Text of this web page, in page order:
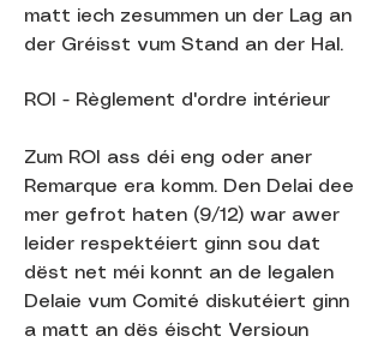
matt iech zesummen un der Lag an
der Gréisst vum Stand an der Hal.
ROI - Règlement d'ordre intérieur
Zum ROI ass déi eng oder aner
Remarque era komm. Den Delai dee
mer gefrot haten (9/12) war awer
leider respektéiert ginn sou dat
dëst net méi konnt an de legalen
Delaie vum Comité diskutéiert ginn
a matt an dës éischt Versioun